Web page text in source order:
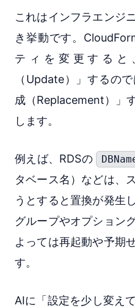
これはインフラエンジ
き挙動です。
ティを変更すると
（Update）」するの
成（Replacement）」
します。
例えば、RDSの
タベース名）などは、
うとすると置換が発生
グループやオプション
よっては再起動や予期
す。
AIに「設定を少し変え